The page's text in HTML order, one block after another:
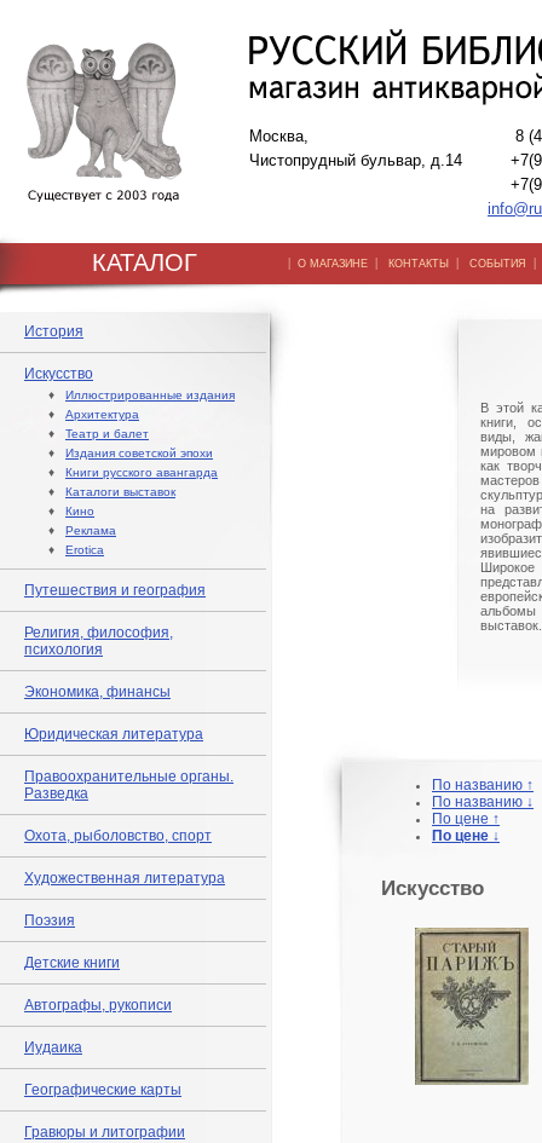
Москва,
Чистопрудный бульвар, д.14
8
КАТАЛОГ | О МАГАЗИНЕ | КОНТАКТЫ | СОБЫТИЯ
История
Искусство
♦ Иллюстрированные издания
♦ Архитектура
♦ Театр и балет
♦ Издания советской эпохи
♦ Книги русского авангарда
♦ Каталоги выставок
♦ Кино
♦ Реклама
♦ Erotica
Путешествия и география
Религия, философия,
психология
Экономика, финансы
Юридическая литература
Правоохранительные органы.
Разведка
Охота, рыболовство, спорт
Художественная литература
Поэзия
Детские книги
Автографы, рукописи
Иудаика
Географические карты
Гравюры и литографии
В этой
книги,
виды,
мировом
как
на
выставок.
По названию ↑
По названию ↓
По цене ↑
По цене ↓
Искусство